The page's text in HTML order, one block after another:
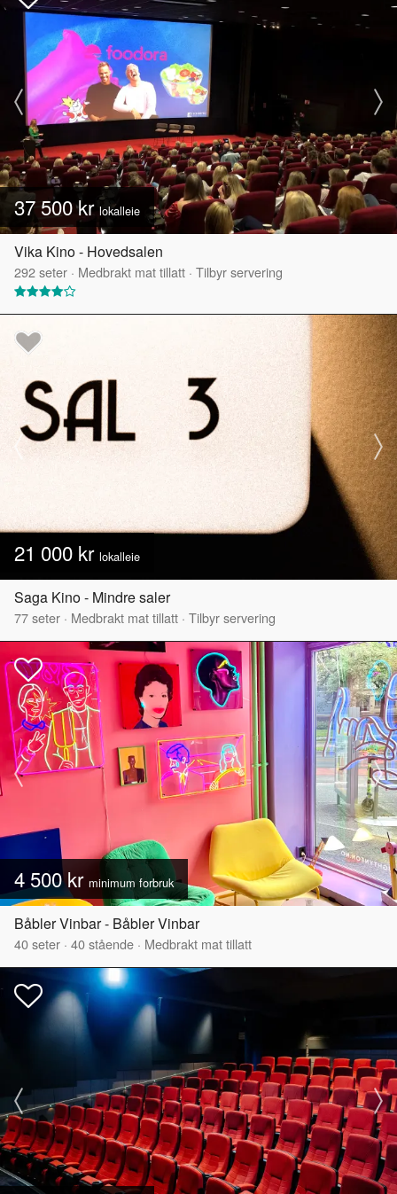
37 500 kr lokalleie
Vika Kino - Hovedsalen
292seter · Medbrakt mat tillatt · Tilbyr servering
21 000 kr lokalleie
Saga Kino - Mindre saler
77seter · Medbrakt mat tillatt · Tilbyr servering
4 500 kr minimum forbruk
Båbler Vinbar - Båbler Vinbar
40seter · 40stående · Medbrakt mat tillatt